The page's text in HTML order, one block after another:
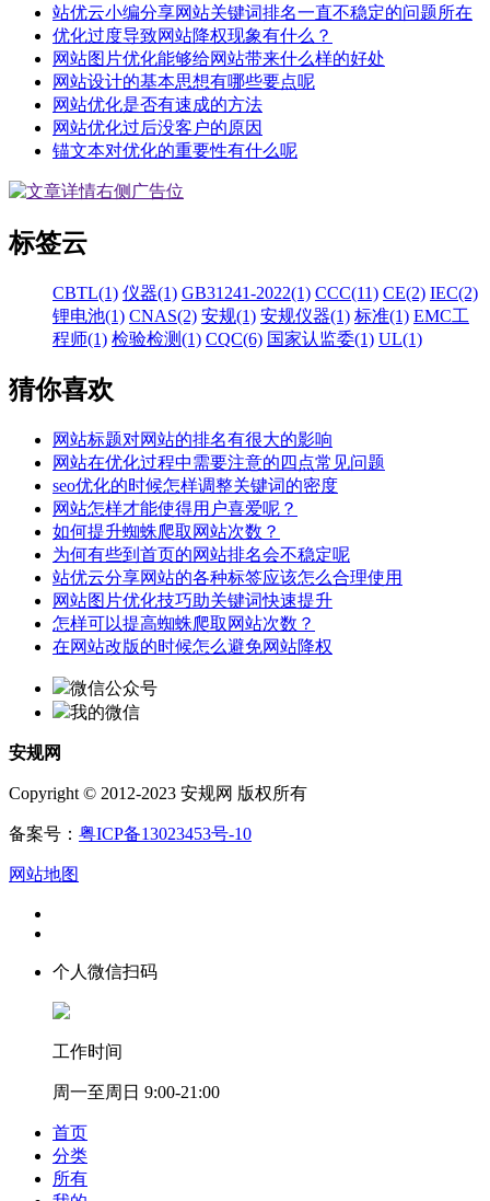
站优云小编分享网站关键词排名一直不稳定的问题所在
优化过度导致网站降权现象有什么？
网站图片优化能够给网站带来什么样的好处
网站设计的基本思想有哪些要点呢
网站优化是否有速成的方法
网站优化过后没客户的原因
锚文本对优化的重要性有什么呢
标签云
CBTL(1) 仪器(1) GB31241-2022(1) CCC(11) CE(2) IEC(2)
锂电池(1) CNAS(2) 安规(1) 安规仪器(1) 标准(1) EMC工
程师(1) 检验检测(1) CQC(6) 国家认监委(1) UL(1)
猜你喜欢
网站标题对网站的排名有很大的影响
网站在优化过程中需要注意的四点常见问题
seo优化的时候怎样调整关键词的密度
网站怎样才能使得用户喜爱呢？
如何提升蜘蛛爬取网站次数？
为何有些到首页的网站排名会不稳定呢
站优云分享网站的各种标签应该怎么合理使用
网站图片优化技巧助关键词快速提升
怎样可以提高蜘蛛爬取网站次数？
在网站改版的时候怎么避免网站降权
微信公众号
我的微信
安规网
Copyright © 2012-2023 安规网 版权所有
备案号： 粤ICP备13023453号-10
网站地图
个人微信扫码
工作时间
周一至周日 9:00-21:00
首页
分类
所有